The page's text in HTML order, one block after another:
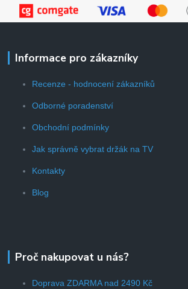
Informace pro zákazníky
Recenze - hodnocení zákazníků
Odborné poradenství
Obchodní podmínky
Jak správně vybrat držák na TV
Kontakty
Blog
Proč nakupovat u nás?
Doprava ZDARMA nad 2490 Kč